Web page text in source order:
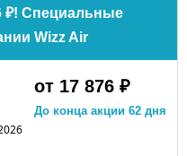
₽! Специальные
Wizz Air
от 17 876 ₽
До конца акции 62 дня